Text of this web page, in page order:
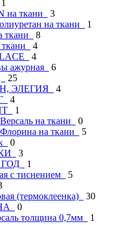
1
на ткани
3
на ткани
1
ткани
8
4
4
ажурная
6
25
ЭЛЕГИЯ
4
4
1
на ткани
0
на ткани
5
0
3
ГОД
1
с тиснением
5
(термоклеенка)
30
0
толщина 0,7мм
1